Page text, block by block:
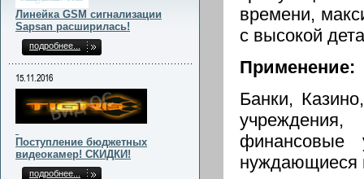
времени,
с высокой
Применение:
Банки,
финансовые
нуждающиеся
Линейка GSM сигнализации
Sapsan расширилась!
подробнее...
15.11.2016
Поступление бюджетных
видеокамер! СКИДКИ!
подробнее...